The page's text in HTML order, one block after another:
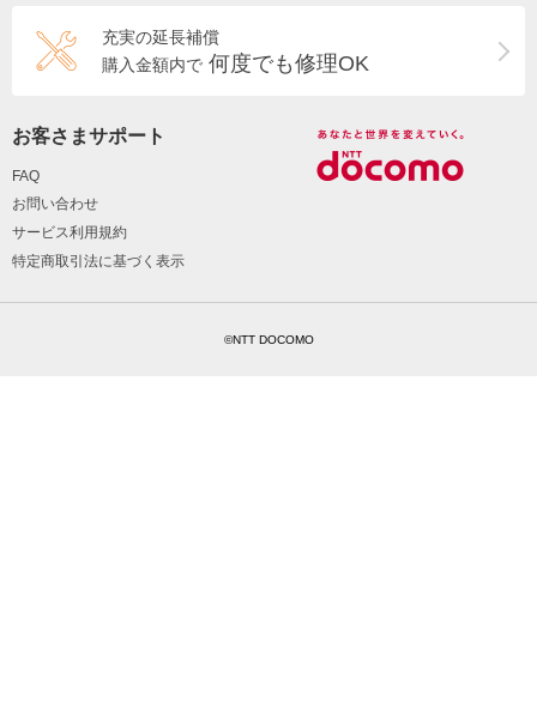
充実の延長補償
購入金額内で 何度でも修理OK
お客さまサポート
FAQ
お問い合わせ
サービス利用規約
特定商取引法に基づく表示
©NTT DOCOMO